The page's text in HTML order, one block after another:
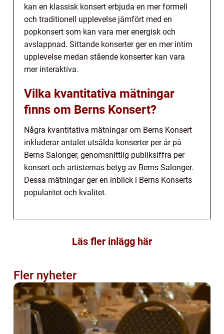
kan en klassisk konsert erbjuda en mer formell
och traditionell upplevelse jämfört med en
popkonsert som kan vara mer energisk och
avslappnad. Sittande konserter ger en mer intim
upplevelse medan stående konserter kan vara
mer interaktiva.
Vilka kvantitativa mätningar
finns om Berns Konsert?
Några kvantitativa mätningar om Berns Konsert
inkluderar antalet utsålda konserter per år på
Berns Salonger, genomsnittlig publiksiffra per
konsert och artisternas betyg av Berns Salonger.
Dessa mätningar ger en inblick i Berns Konserts
popularitet och kvalitet.
Läs fler inlägg här
Fler nyheter